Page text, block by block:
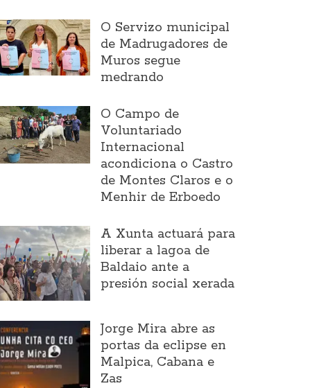
O Servizo municipal
de Madrugadores de
Muros segue
medrando
O Campo de
Voluntariado
Internacional
acondiciona o Castro
de Montes Claros e o
Menhir de Erboedo
A Xunta actuará para
liberar a lagoa de
Baldaio ante a
presión social xerada
Jorge Mira abre as
portas da eclipse en
Malpica, Cabana e
Zas